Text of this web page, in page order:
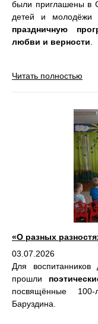
были приглашены в
детей и молодёжи
праздничную
любви и верности.
Читать полностью
«О разных
03.07.2026
Для
прошли
посвящённые
Баруздина.